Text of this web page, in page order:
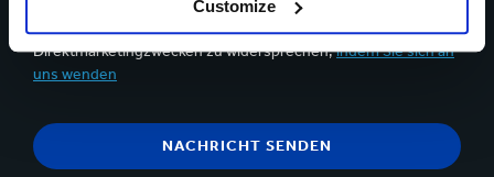
Customize
Kommunikations-E-Mail abmelden.Sie haben jederzeit das
Recht, der Verarbeitung Ihrer personenbezogenen Daten zu
Direktmarketingzwecken zu widersprechen,indem Sie sich an
uns wenden